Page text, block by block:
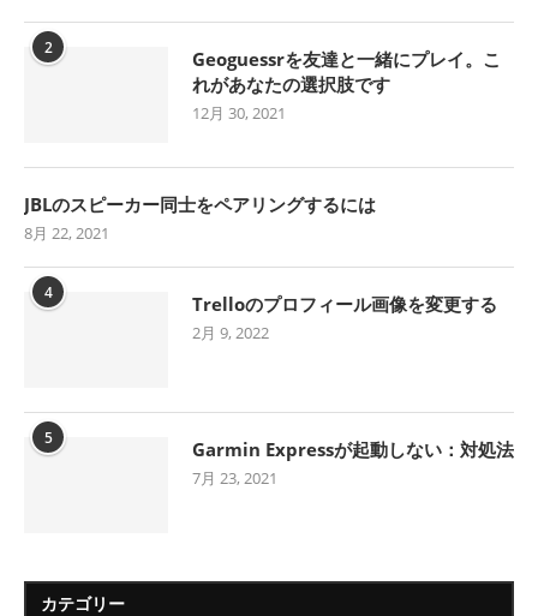
2
Geoguessrを友達と一緒にプレイ。こ
れがあなたの選択肢です
12月 30, 2021
JBLのスピーカー同士をペアリングするには
8月 22, 2021
4 Trelloのプロフィール画像を変更する
2月 9, 2022
5 Garmin Expressが起動しない：対処法
7月 23, 2021
カテゴリー